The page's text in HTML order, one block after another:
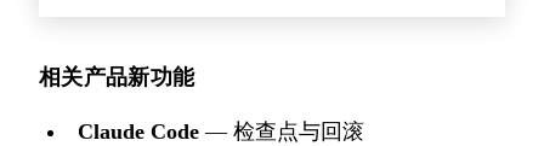
相关产品新功能
Claude Code — 检查点与回滚